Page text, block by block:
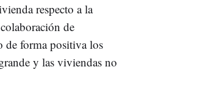
respecto a la
de
de forma positiva los
y las viviendas no